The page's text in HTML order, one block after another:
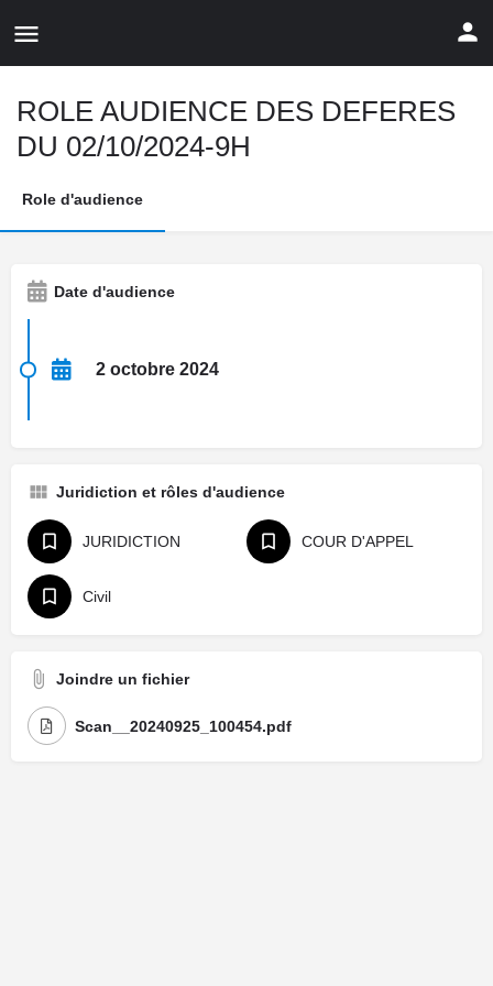
ROLE AUDIENCE DES DEFERES
DU 02/10/2024-9H
Role d'audience
Date d'audience
2 octobre 2024
Juridiction et rôles d'audience
JURIDICTION COUR D'APPEL
Civil
Joindre un fichier
Scan__20240925_100454.pdf